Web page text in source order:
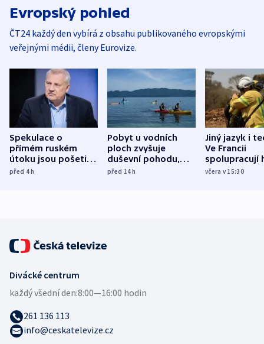
Evropský pohled
ČT24 každý den vybírá z obsahu publikovaného evropskými
veřejnými médii, členy Eurovize.
Spekulace o
přímém ruském
útoku jsou pošetilé,
míní estonský
před 4h
Pobyt u vodních
ploch zvyšuje
duševní pohodu,
ukázala
před 14h
Jiný jazyk i
Ve Francii
spolupracují
různých zemí
včera v 15:30
Divácké centrum
každý všední den:8:00—16:00 hodin
261 136 113
info@ceskatelevize.cz